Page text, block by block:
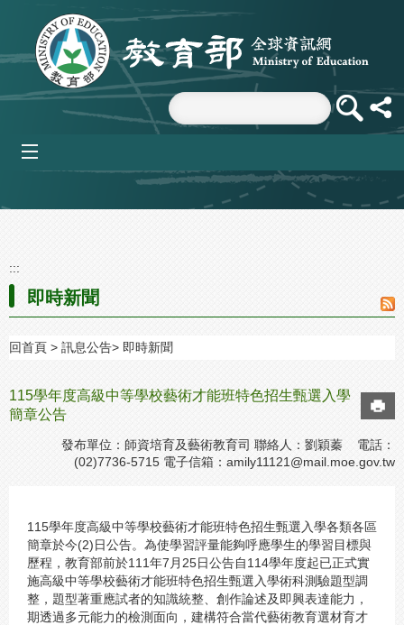
跳到主要內容區塊
:::
即時新聞
回首頁 訊息公告 即時新聞
115學年度高級中等學校藝術才能班特色招生甄選入學
簡章公告
發布單位：師資培育及藝術教育司 聯絡人：劉穎蓁 電話：
(02)7736-5715 電子信箱： amily11121@mail.moe.gov.tw
115學年度高級中等學校藝術才能班特色招生甄選入學各類各區
簡章於今(2)日公告。為使學習評量能夠呼應學生的學習目標與
歷程，教育部前於111年7月25日公告自114學年度起已正式實
施高級中等學校藝術才能班特色招生甄選入學術科測驗題型調
整，題型著重應試者的知識統整、創作論述及即興表達能力，
期透過多元能力的檢測面向，建構符合當代藝術教育選材育才